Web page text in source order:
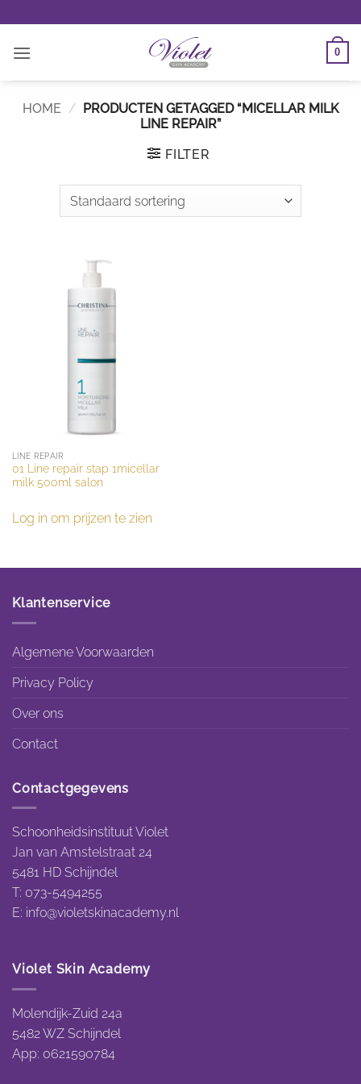
naar
inhoud
0
HOME / PRODUCTEN GETAGGED “MICELLAR MILK
LINE REPAIR”
FILTER
LINE REPAIR
01 Line repair stap 1micellar
milk 500ml salon
Log in om prijzen te zien
Klantenservice
Algemene Voorwaarden
Privacy Policy
Over ons
Contact
Contactgegevens
Schoonheidsinstituut Violet
Jan van Amstelstraat 24
5481 HD Schijndel
T: 073-5494255
E: info@violetskinacademy.nl
Violet Skin Academy
Molendijk-Zuid 24a
5482 WZ Schijndel
App: 0621590784